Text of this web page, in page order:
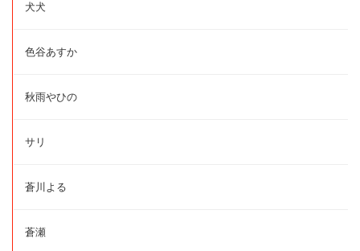
犬犬
色谷あすか
秋雨やひの
サリ
蒼川よる
蒼瀬